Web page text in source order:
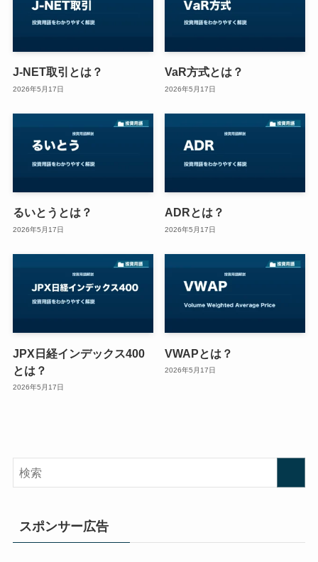
J-NET取引とは？
2026年5月17日
VaR方式とは？
2026年5月17日
るいとうとは？
2026年5月17日
ADRとは？
2026年5月17日
JPX日経インデックス400
とは？
2026年5月17日
VWAPとは？
2026年5月17日
スポンサー広告